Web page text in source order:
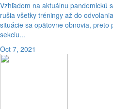
Vzhľadom na aktuálnu pandemickú
rušia všetky tréningy až do
situácie sa opätovne obnovia, preto
sekciu...
Oct 7, 2021